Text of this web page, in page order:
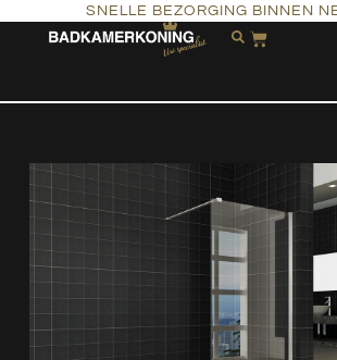
SNELLE BEZORGING BINNEN